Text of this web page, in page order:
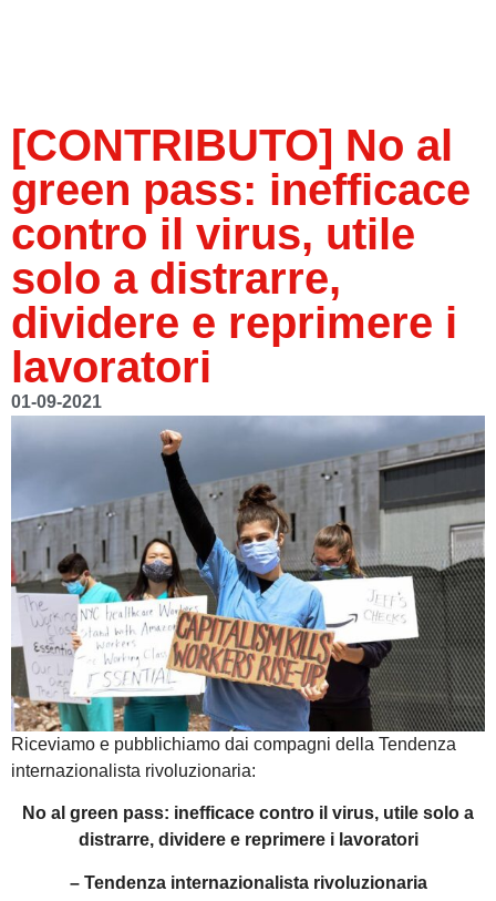
[CONTRIBUTO] No al
green pass: inefficace
contro il virus, utile
solo a distrarre,
dividere e reprimere i
lavoratori
01-09-2021
Riceviamo e pubblichiamo dai compagni della Tendenza
internazionalista rivoluzionaria:
No al green pass: inefficace contro il virus, utile solo a
distrarre, dividere e reprimere i lavoratori
– Tendenza internazionalista rivoluzionaria